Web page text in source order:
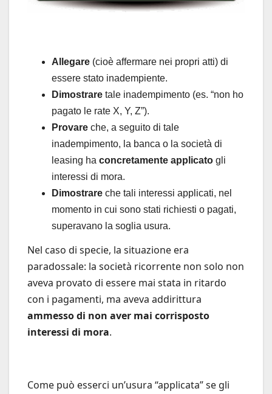
Allegare (cioè affermare nei propri atti) di
essere stato inadempiente.
Dimostrare tale inadempimento (es. “non ho
pagato le rate X, Y, Z”).
Provare che, a seguito di tale
inadempimento, la banca o la società di
leasing ha concretamente applicato gli
interessi di mora.
Dimostrare che tali interessi applicati, nel
momento in cui sono stati richiesti o pagati,
superavano la soglia usura.
Nel caso di specie, la situazione era
paradossale: la società ricorrente non solo non
aveva provato di essere mai stata in ritardo
con i pagamenti, ma aveva addirittura
ammesso di non aver mai corrisposto
interessi di mora.
Come può esserci un’usura “applicata” se gli